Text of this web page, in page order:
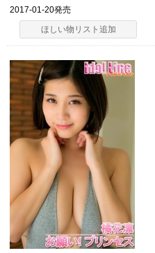
2017-01-20発売
ほしい物リスト追加